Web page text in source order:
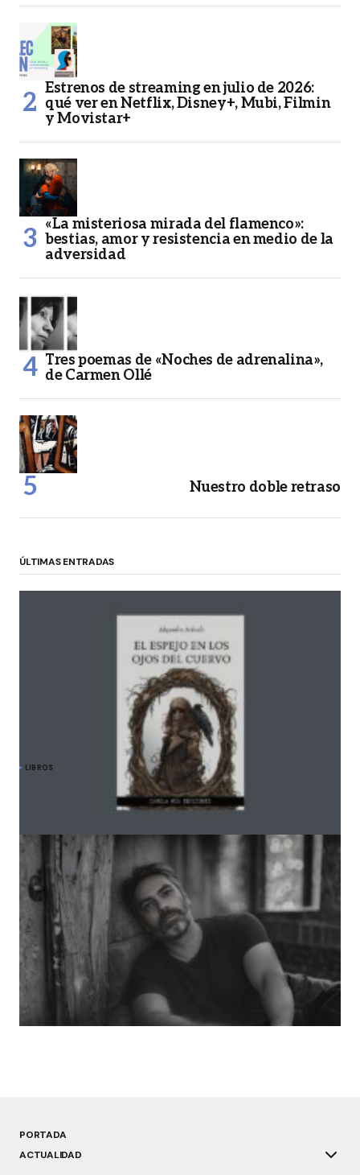
Estrenos de streaming en julio de 2026:
qué ver en Netflix, Disney+, Mubi, Filmin
y Movistar+
«La misteriosa mirada del flamenco»:
bestias, amor y resistencia en medio de la
adversidad
Tres poemas de «Noches de adrenalina»,
de Carmen Ollé
Nuestro doble retraso
ÚLTIMAS ENTRADAS
LIBROS
Alejandra Arévalo y «El espejo en los ojos del
cuervo»: travesía hacia lo esencial y lo
Amador Prieto Miguel: «La resistencia que me
interesa no es épica ni ruidosa»
PORTADA
ACTUALIDAD